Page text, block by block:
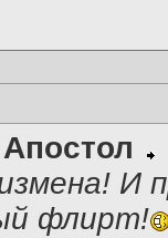
Апостол
И
флирт!